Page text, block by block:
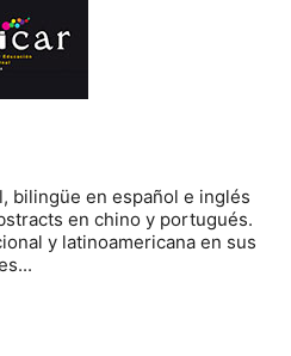
bilingüe en español e inglés
en chino y portugués.
y latinoamericana en sus
2-R. U. Pompeu Fabra
3-R. U. de Valladolid